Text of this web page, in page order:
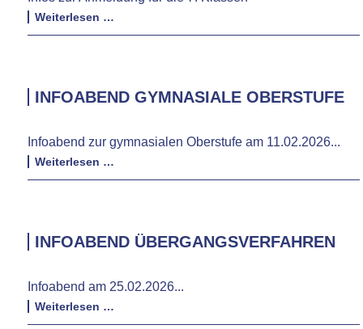
Weiterlesen …
für
Klassen_
INFOABEND GYMNASIALE OBERSTUFE
Infoabend zur gymnasialen Oberstufe am 11.02.2026...
Weiterlesen …
Gymnasiale
INFOABEND ÜBERGANGSVERFAHREN
Infoabend am 25.02.2026...
Weiterlesen …
Übergangsverfahren